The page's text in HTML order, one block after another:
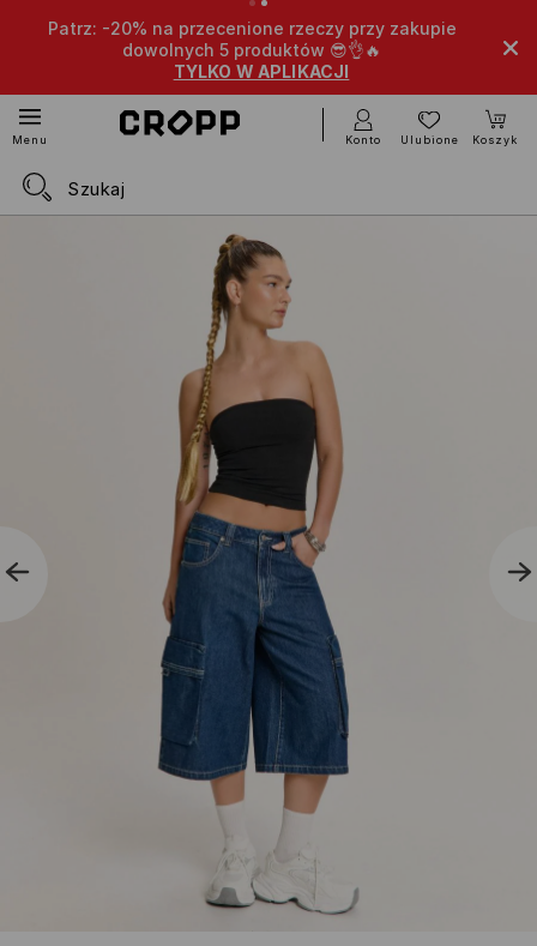
Patrz: -20% na przecenione rzeczy przy zakupie
dowolnych 5 produktów 😎👌🔥
TYLKO W APLIKACJI
Menu Konto Ulubione Koszyk